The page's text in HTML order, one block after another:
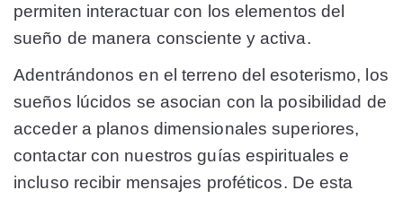
permiten interactuar con los elementos del
sueño de manera consciente y activa.
Adentrándonos en el terreno del esoterismo, los
sueños lúcidos se asocian con la posibilidad de
acceder a planos dimensionales superiores,
contactar con nuestros guías espirituales e
incluso recibir mensajes proféticos. De esta